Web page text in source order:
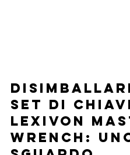
set di
LEXIVON
Wrench: